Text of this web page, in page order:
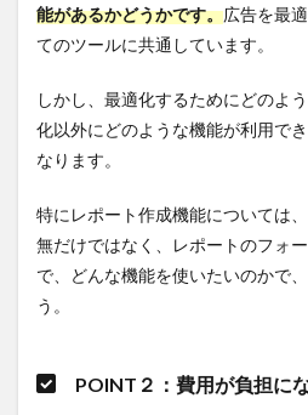
能があるかどうかです。広告を最
てのツールに共通しています。
しかし、最適化するためにどのよ
化以外にどのような機能が利用で
なります。
特にレポート作成機能については
無だけではなく、レポートのフォ
で、どんな機能を使いたいのかで
う。
POINT２：費用が負担に